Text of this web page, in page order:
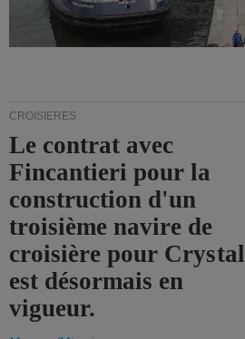
CROISIÈRES
Le contrat avec
Fincantieri pour la
construction d'un
troisième navire de
croisière pour Crystal
est désormais en
vigueur.